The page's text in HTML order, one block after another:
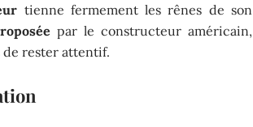
tienne fermement les rênes de son
par le constructeur américain,
de rester attentif.